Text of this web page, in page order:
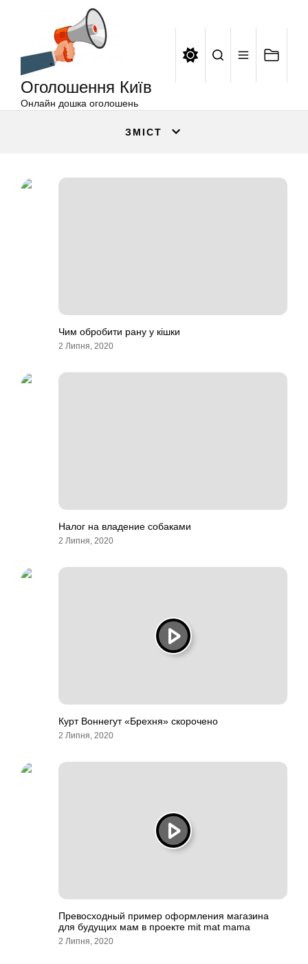
Оголошення Київ
Онлайн дошка оголошень
ЗМІСТ
Чим обробити рану у кішки
2 Липня, 2020
Налог на владение собаками
2 Липня, 2020
Курт Воннегут «Брехня» скорочено
2 Липня, 2020
Превосходный пример оформления магазина
для будущих мам в проекте mit mat mama
2 Липня, 2020